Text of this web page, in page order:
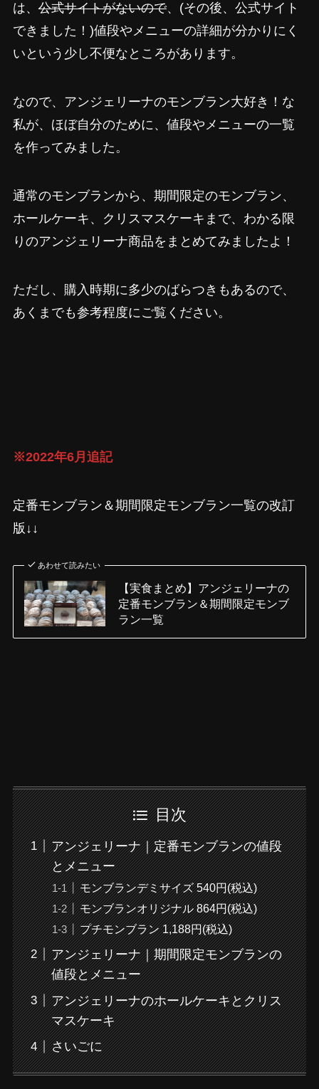
は、 公式サイトがないので、(その後、公式サイト
できました！)値段やメニューの詳細が分かりにく
いという少し不便なところがあります。
なので、アンジェリーナのモンブラン大好き！な
私が、ほぼ自分のために、値段やメニューの一覧
を作ってみました。
通常のモンブランから、期間限定のモンブラン、
ホールケーキ、クリスマスケーキまで、わかる限
りのアンジェリーナ商品をまとめてみましたよ！
ただし、購入時期に多少のばらつきもあるので、
あくまでも参考程度にご覧ください。
※2022年6月追記
定番モンブラン＆期間限定モンブラン一覧の改訂
版↓↓
あわせて読みたい
【実食まとめ】アンジェリーナの
定番モンブラン＆期間限定モンブ
ラン一覧
目次
アンジェリーナ｜定番モンブランの値段
とメニュー
モンブランデミサイズ 540円(税込)
モンブランオリジナル 864円(税込)
プチモンブラン 1,188円(税込)
アンジェリーナ｜期間限定モンブランの
値段とメニュー
アンジェリーナのホールケーキとクリス
マスケーキ
さいごに